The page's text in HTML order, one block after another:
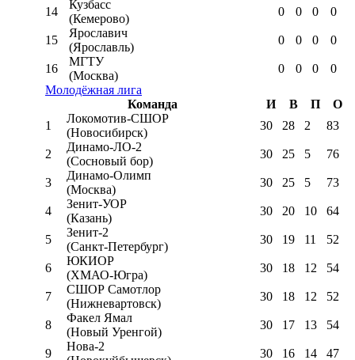
14
Кузбасс
(Кемерово)
0 0 0 0
15
Ярославич
(Ярославль)
0 0 0 0
16
МГТУ
(Москва)
0 0 0
0
Молодёжная лига
Команда
И В П
О
1
Локомотив-CШОР
(Новосибирск)
30 28 2 83
2
Динамо-ЛО-2
(Сосновый бор)
30 25 5 76
3
Динамо-Олимп
(Москва)
30 25 5 73
4
Зенит-УОР
(Казань)
30 20 10 64
5
Зенит-2
(Санкт-Петербург)
30 19 11 52
6
ЮКИОР
(ХМАО-Югра)
30 18 12 54
7
СШОР Самотлор
(Нижневартовск)
30 18 12 52
8
Факел Ямал
(Новый Уренгой)
30 17 13 54
9
Нова-2
30 16 14 47